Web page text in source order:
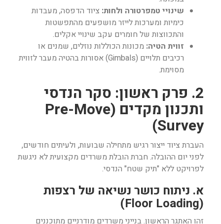
שינויי טמפרטורה ולחות: ציוד הדפסה, מעבדות
כימיות ומערכות לייזר מושפעים מהתפשטות
והתכווצות של חומרים עקב שינויי אקלים.
זווית הטיה: מכונות הכוללות נוזלים, שמנים או
רכיבים תלויים (Gimbals) אסורות בהטיה מעבר לזווית
מסוימת.
2. פרק ראשון: סקר הנדסי
ותכנון מקדים (Pre-Move
Survey)
העברת ציוד ייצור רגיש מתחילה שבועות, ולעיתים חודשים,
לפני יום ההובלה. חברת הובלת משרדים מקצועית לא ניגשת
לפרויקט ללא "תיק שטח" הנדסי.
א. ניתוח כושר נשיאה של רצפות
(Floor Loading)
זהו האתגר הראשון. בנייני משרדים מודרניים מתוכננים